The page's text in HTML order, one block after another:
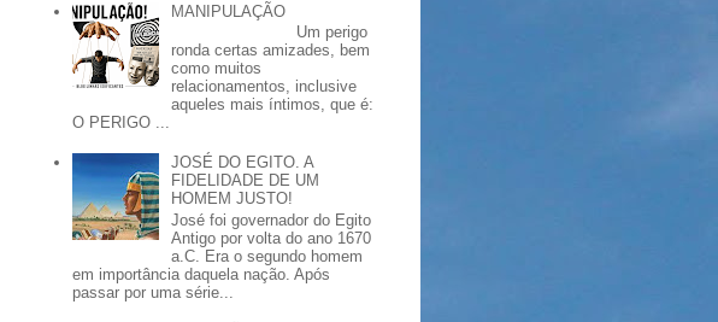
MANIPULAÇÃO
Um perigo
ronda certas amizades, bem
como muitos
relacionamentos, inclusive
aqueles mais íntimos, que é:
O PERIGO ...
JOSÉ DO EGITO. A
FIDELIDADE DE UM
HOMEM JUSTO!
José foi governador do Egito
Antigo por volta do ano 1670
a.C. Era o segundo homem
em importância daquela nação. Após
passar por uma série...